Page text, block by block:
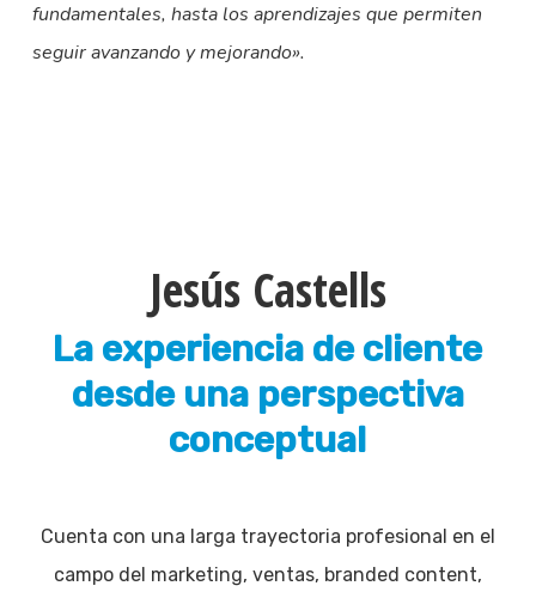
fundamentales, hasta los aprendizajes que permiten
seguir avanzando y mejorando».
Jesús Castells
La experiencia de cliente
desde una perspectiva
conceptual
Cuenta con una larga trayectoria profesional en el
campo del marketing, ventas, branded content,